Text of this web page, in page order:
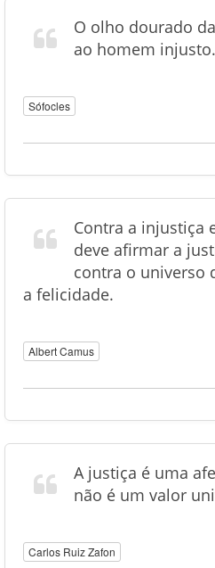
O olho dourado
ao homem injusto.
Sófocles
Contra a injustiça
deve afirmar a
contra o universo
a felicidade.
Albert Camus
A justiça é uma
não é um valor
Carlos Ruiz Zafon